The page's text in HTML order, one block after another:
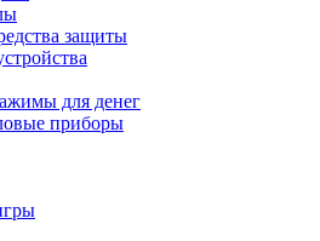
защиты
для денег
приборы